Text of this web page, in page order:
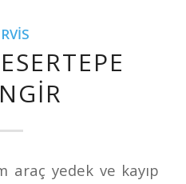
araç yedek ve kayıp